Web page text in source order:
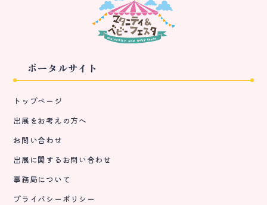
ポータルサイト
トップページ
出展をお考えの方へ
お問い合わせ
出展に関するお問い合わせ
事務局について
プライバシーポリシー